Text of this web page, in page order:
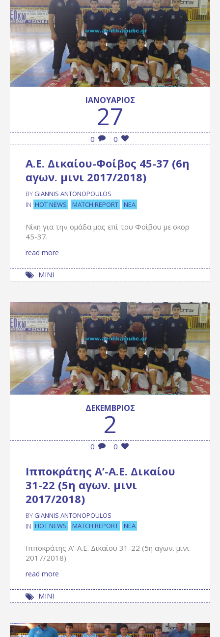
ΙΑΝΟΥΆΡΙΟΣ
27
0 0
Α.Ε. Δικαίου-Φοίβος 45-37 (6η
αγων. μινι 2017/2018)
BY GIANNIS ANTONOPOULOS
IN HOT NEWS MATCH REPORT ΝΈΑ
Νίκη για την ομάδα μας επί του Φοίβου με σκορ
45-37.
read more
ΜΙΝΙ
ΔΕΚΈΜΒΡΙΟΣ
2
0 0
Ιπποκράτης Α’-Α.Ε. Δικαίου
31-22 (5η αγων. μινι
2017/2018)
BY GIANNIS ANTONOPOULOS
IN HOT NEWS MATCH REPORT ΝΈΑ
Ιπποκράτης Α'-Α.Ε. Δικαίου 31-22 (5η αγων. μινι
2017/2018)
read more
ΜΙΝΙ